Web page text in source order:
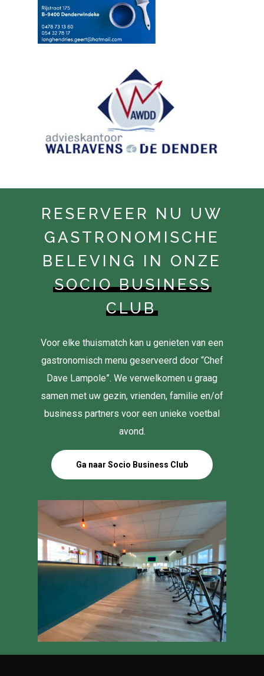
RESERVEER NU UW
GASTRONOMISCHE
BELEVING IN ONZE
SOCIO BUSINESS
CLUB
Voor elke thuismatch kan u genieten van een
gastronomisch menu geserveerd door “Chef
Dave Lampole”. We verwelkomen u graag
samen met uw gezin, vrienden, familie en/of
business partners voor een unieke voetbal
avond.
Ga naar Socio Business Club